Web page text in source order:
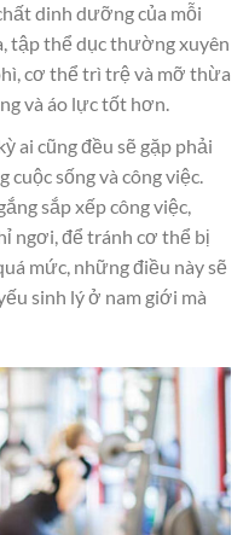
dinh dưỡng của mỗi
tập thể dục thường xuyên
cơ thể trì trệ và mỡ thừa
và áo lực tốt hơn.
ai cũng đều sẽ gặp phải
sống và công việc.
sắp xếp công việc,
ngơi, để tránh cơ thể bị
mức, những điều này sẽ
sinh lý ở nam giới mà